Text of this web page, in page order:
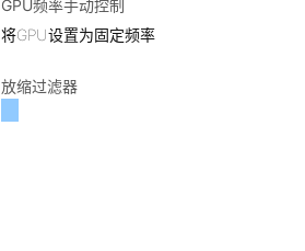
GPU频率手动控制
将GPU设置为固定频率
放缩过滤器